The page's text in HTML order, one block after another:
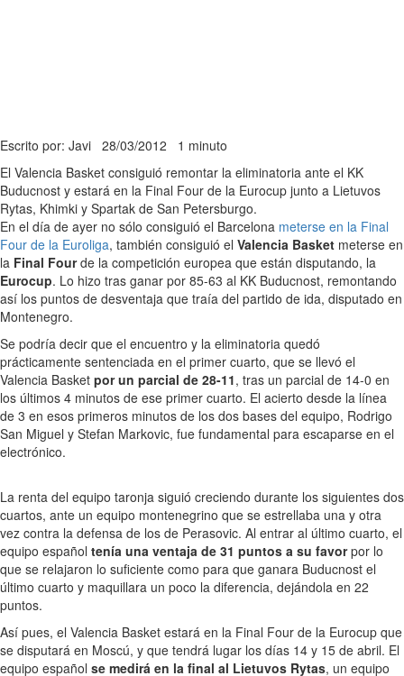
Escrito por: Javi 28/03/2012 1 minuto
El Valencia Basket consiguió remontar la eliminatoria ante el KK
Buducnost y estará en la Final Four de la Eurocup junto a Lietuvos
Rytas, Khimki y Spartak de San Petersburgo.
En el día de ayer no sólo consiguió el Barcelona meterse en la Final
Four de la Euroliga, también consiguió el Valencia Basket meterse en
la Final Fourde la competición europea que están disputando, la
Eurocup. Lo hizo tras ganar por 85-63 al KK Buducnost, remontando
así los puntos de desventaja que traía del partido de ida, disputado en
Montenegro.
Se podría decir que el encuentro y la eliminatoria quedó
prácticamente sentenciada en el primer cuarto, que se llevó el
Valencia Basket por un parcial de 28-11, tras un parcial de 14-0 en
los últimos 4 minutos de ese primer cuarto. El acierto desde la línea
de 3 en esos primeros minutos de los dos bases del equipo, Rodrigo
San Miguel y Stefan Markovic, fue fundamental para escaparse en el
electrónico.
La renta del equipo taronja siguió creciendo durante los siguientes dos
cuartos, ante un equipo montenegrino que se estrellaba una y otra
vez contra la defensa de los de Perasovic. Al entrar al último cuarto, el
equipo español tenía una ventaja de 31 puntos a su favorpor lo
que se relajaron lo suficiente como para que ganara Buducnost el
último cuarto y maquillara un poco la diferencia, dejándola en 22
puntos.
Así pues, el Valencia Basket estará en la Final Four de la Eurocup que
se disputará en Moscú, y que tendrá lugar los días 14 y 15 de abril. El
equipo español se medirá en la final al Lietuvos Rytas, un equipo